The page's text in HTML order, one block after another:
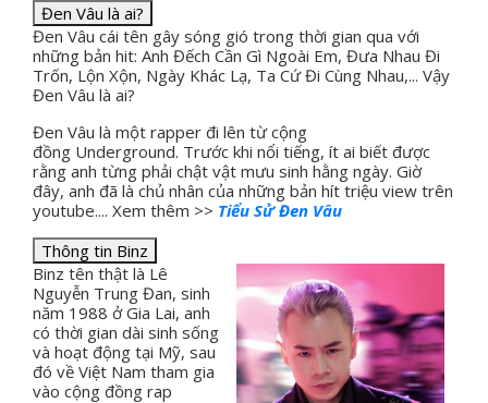
Đen Vâu là ai?
Đen Vâu cái tên gây sóng gió trong thời gian qua với
những bản hit: Anh Đếch Cần Gì Ngoài Em, Đưa Nhau Đi
Trốn, Lộn Xộn, Ngày Khác Lạ, Ta Cứ Đi Cùng Nhau,... Vậy
Đen Vâu là ai?
Đen Vâu là một rapper đi lên từ cộng
đồng Underground. Trước khi nổi tiếng, ít ai biết được
rằng anh từng phải chật vật mưu sinh hằng ngày. Giờ
đây, anh đã là chủ nhân của những bản hít triệu view trên
youtube.... Xem thêm >> Tiểu Sử Đen Vâu
Thông tin Binz
Binz tên thật là Lê
Nguyễn Trung Đan, sinh
năm 1988 ở Gia Lai, anh
có thời gian dài sinh sống
và hoạt động tại Mỹ, sau
đó về Việt Nam tham gia
vào cộng đồng rap